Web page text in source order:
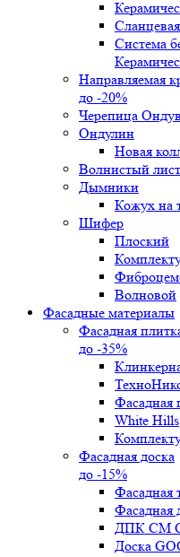
Система
Направляемая
до -20%
Черепица
Ондулин
Новая
Волнистый
Дымники
Кожух на
Шифер
Плоский
Волновой
Фасадные материалы
Фасадная
до -35%
Фасадная
White Hills
Фасадная доска
до -15%
Фасадная
Фасадная
ДПК CM
Доска